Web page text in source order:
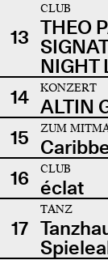
13
CLUB
THEO
NIGHT
14
KONZERT
ALTIN
15
ZUM
16
CLUB
éclat
17
TANZ